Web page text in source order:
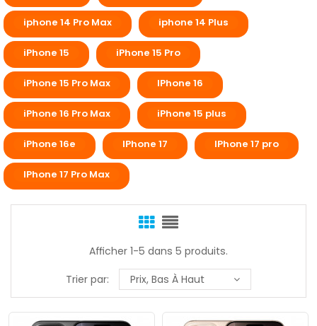
iphone 14 Pro Max iphone 14 Plus
iPhone 15 iPhone 15 Pro
iPhone 15 Pro Max IPhone 16
iPhone 16 Pro Max iPhone 15 plus
iPhone 16e IPhone 17 IPhone 17 pro
IPhone 17 Pro Max
Afficher 1-5 dans 5 produits.
Trier par:
Prix, Bas À Haut